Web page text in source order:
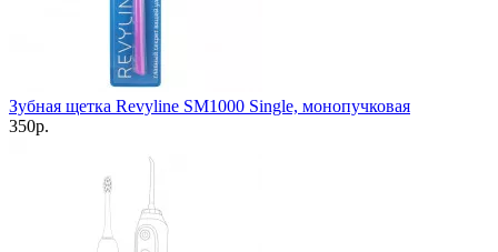
Зубная щетка Revyline SM1000 Single, монопучковая
350р.